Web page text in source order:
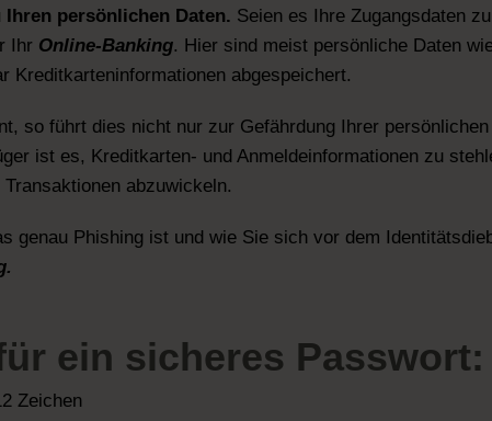
Ihren persönlichen Daten. Seien es Ihre Zugangsdaten
Ihr Online-Banking. Hier sind meist persönliche Daten
Kreditkarteninformationen abgespeichert.
so führt dies nicht nur zur Gefährdung Ihrer
ist es, Kreditkarten- und Anmeldeinformationen zu
abzuwickeln.
genau Phishing ist und wie Sie sich vor dem
ein sicheres Passwort:
Zeichen